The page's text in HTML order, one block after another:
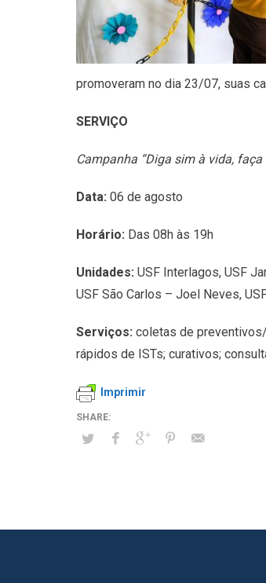
promoveram no dia 23/07, suas
SERVIÇO
Campanha “Diga sim à vida, faça
Data: 06 de agosto
Horário: Das 08h às 19h
Unidades: USF Interlagos, USF
USF São Carlos – Joel Neves,
Serviços: coletas de
rápidos de ISTs; curativos;
Imprimir